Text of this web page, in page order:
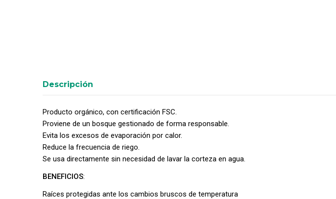
Descripción
Producto orgánico, con certificación FSC.
Proviene de un bosque gestionado de forma responsable.
Evita los excesos de evaporación por calor.
Reduce la frecuencia de riego.
Se usa directamente sin necesidad de lavar la corteza en agua.
BENEFICIOS:
Raíces protegidas ante los cambios bruscos de temperatura